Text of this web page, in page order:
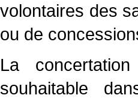
volontaires des
ou de
La
souhaitable